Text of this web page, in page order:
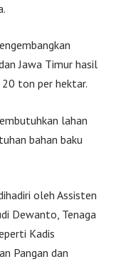
Jawa Timur hasil
ton per hektar.
lahan
bahan baku
oleh Assisten
Dewanto, Tenaga
Kadis
Pangan dan